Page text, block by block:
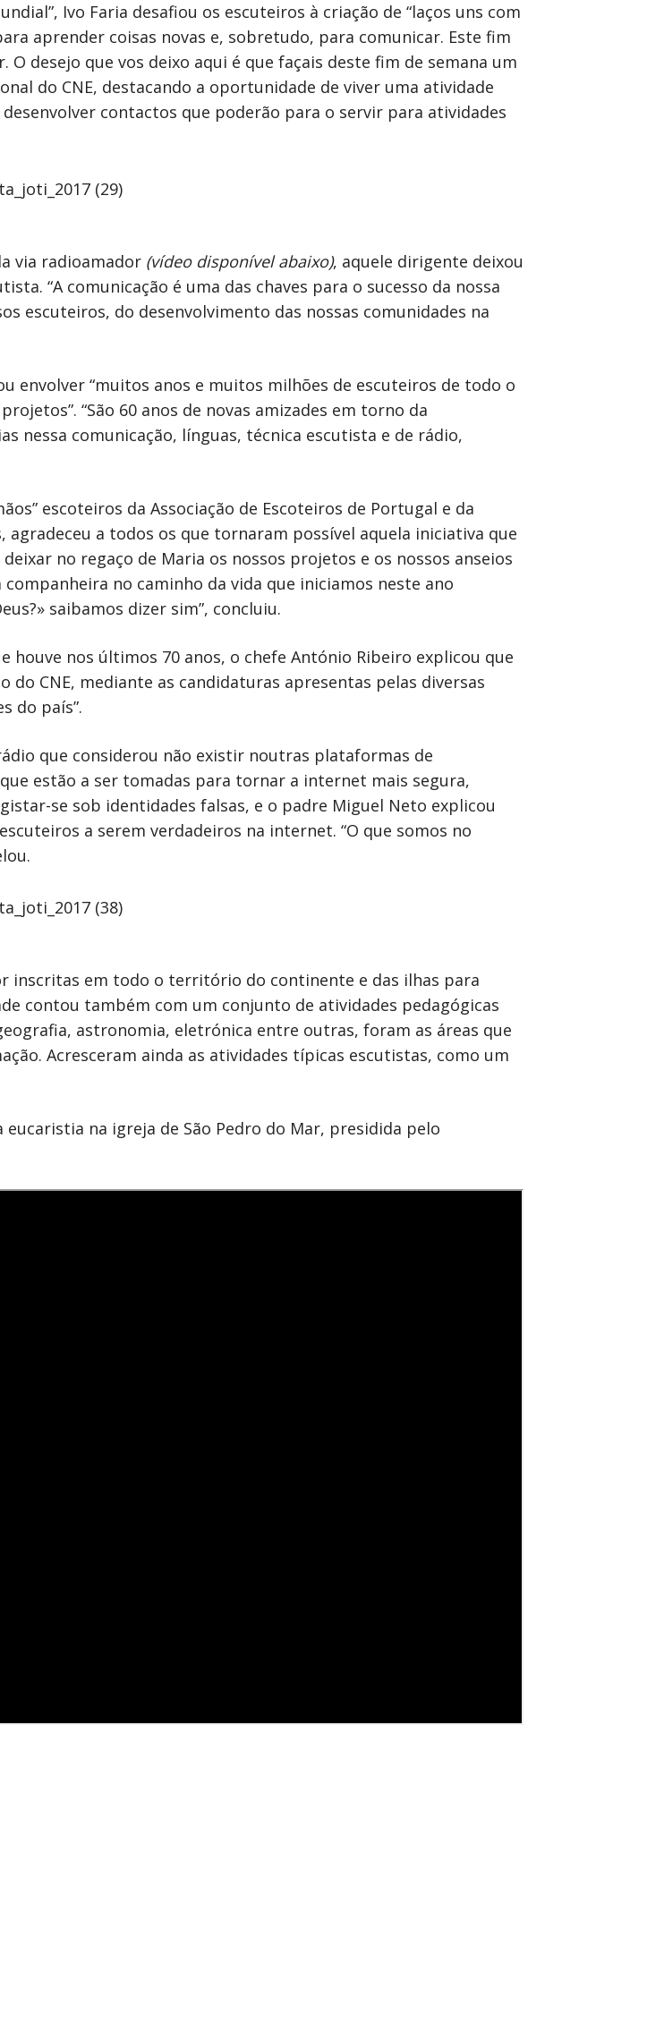
Ivo Faria desafiou os escuteiros à criação de “laços uns com
aprender coisas novas e, sobretudo, para comunicar. Este fim
desejo que vos deixo aqui é que façais deste fim de semana um
do CNE, destacando a oportunidade de viver uma atividade
contactos que poderão para o servir para atividades
via radioamador (vídeo disponível abaixo), aquele dirigente deixou
“A comunicação é uma das chaves para o sucesso da nossa
escuteiros, do desenvolvimento das nossas comunidades na
envolver “muitos anos e muitos milhões de escuteiros de todo o
“São 60 anos de novas amizades em torno da
nessa comunicação, línguas, técnica escutista e de rádio,
escoteiros da Associação de Escoteiros de Portugal e da
a todos os que tornaram possível aquela iniciativa que
no regaço de Maria os nossos projetos e os nossos anseios
no caminho da vida que iniciamos neste ano
saibamos dizer sim”, concluiu.
houve nos últimos 70 anos, o chefe António Ribeiro explicou que
CNE, mediante as candidaturas apresentas pelas diversas
do país”.
que considerou não existir noutras plataformas de
estão a ser tomadas para tornar a internet mais segura,
se sob identidades falsas, e o padre Miguel Neto explicou
a serem verdadeiros na internet. “O que somos no
inscritas em todo o território do continente e das ilhas para
contou também com um conjunto de atividades pedagógicas
astronomia, eletrónica entre outras, foram as áreas que
Acresceram ainda as atividades típicas escutistas, como um
na igreja de São Pedro do Mar, presidida pelo